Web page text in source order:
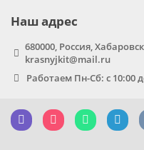
Наш адрес
680000, Россия,
krasnyjkit@mail.ru
Работаем Пн-Сб: с 10:00